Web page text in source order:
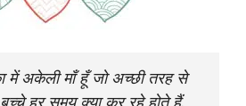
में अकेली माँ हूँ जो अच्छी तरह से
हर समय क्या कर रहे होते हैं.